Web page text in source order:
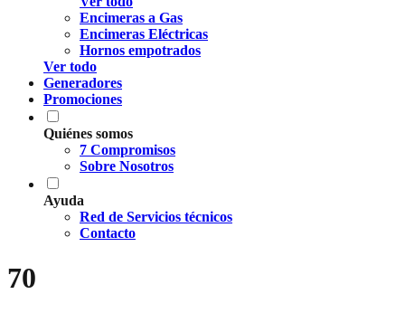
Encimeras a Gas
Encimeras Eléctricas
Hornos empotrados
Ver todo
Generadores
Promociones
Quiénes somos
7 Compromisos
Sobre Nosotros
Ayuda
Red de Servicios técnicos
Contacto
70